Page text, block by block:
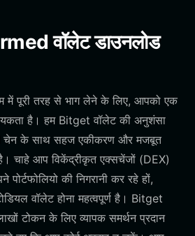
वॉलेट डाउनलोड
में पूरी तरह से भाग लेने के लिए, आपको एक
है। हम Bitget वॉलेट की अनुशंसा
चेन के साथ सहज एकीकरण और मजबूत
चाहे आप विकेंद्रीकृत एक्सचेंजों (DEX)
की निगरानी कर रहे हों,
वॉलेट होना महत्वपूर्ण है। Bitget
टोकन के लिए व्यापक समर्थन प्रदान